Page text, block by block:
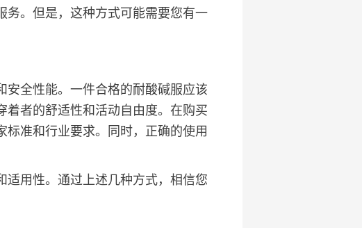
务。但是，这种方式可能需要您有一
安全性能。一件合格的耐酸碱服应该
着者的舒适性和活动自由度。在购买
准和行业要求。同时，正确的使用
适用性。通过上述几种方式，相信您